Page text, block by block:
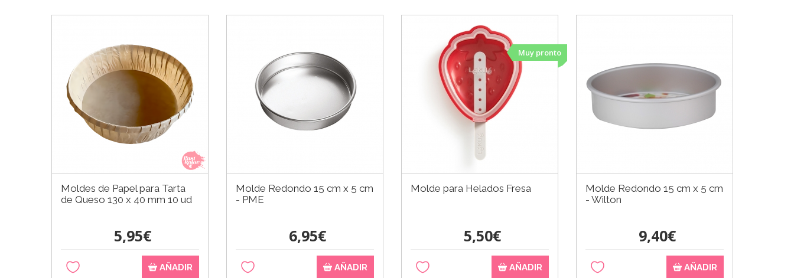
Moldes de Papel para Tarta
de Queso 130 x 40 mm 10 ud
5,95€
AÑADIR
Molde Redondo 15 cm x 5 cm
- PME
6,95€
AÑADIR
Muy pronto
Molde para Helados Fresa
5,50€
AÑADIR
Molde Redondo 15 cm x 5 cm
- Wilton
9,40€
AÑADIR